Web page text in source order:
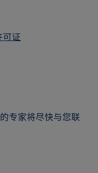
可证
专家将尽快与您联